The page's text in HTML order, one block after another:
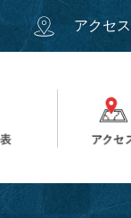
アクセス